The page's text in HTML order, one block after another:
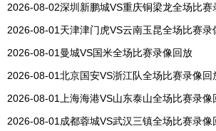
2026-08-02深圳新鹏城VS重庆铜梁龙全场比赛
2026-08-01天津津门虎VS云南玉昆全场比赛录
2026-08-01曼城VS国米全场比赛录像回放
2026-08-01北京国安VS浙江队全场比赛录像回
2026-08-01上海海港VS山东泰山全场比赛录像
2026-08-01成都蓉城VS武汉三镇全场比赛录像